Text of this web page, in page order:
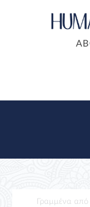
Γραμμένα από